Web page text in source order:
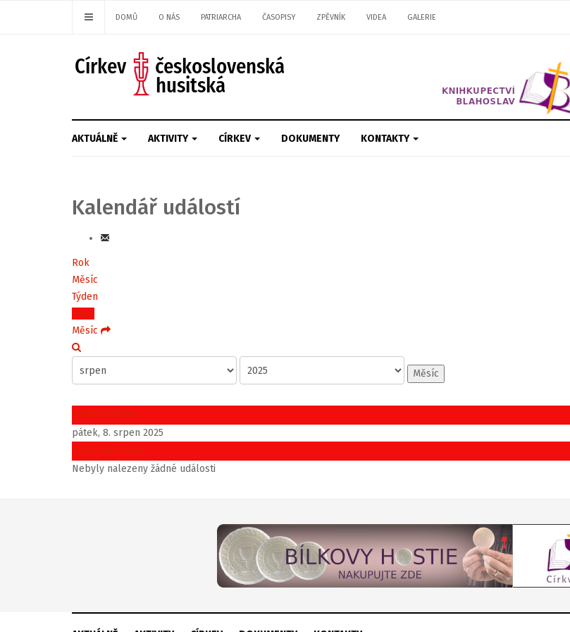
DOMŮ O NÁS PATRIARCHA ČASOPISY ZPĚVNÍK VIDEA GALERIE
AKTUÁLNĚ AKTIVITY CÍRKEV DOKUMENTY KONTAKTY
Kalendář událostí
Rok
Měsíc
Týden
Dnes
Měsíc
Měsíc
Předchozí den
pátek, 8. srpen 2025
Následující den
Nebyly nalezeny žádné události